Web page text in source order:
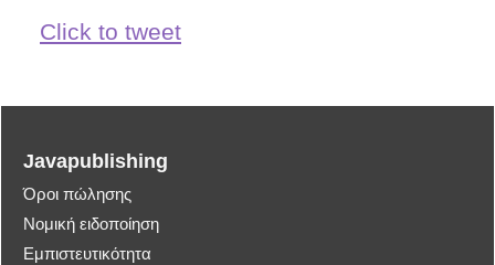
Click to tweet
Javapublishing
Όροι πώλησης
Νομική ειδοποίηση
Εμπιστευτικότητα